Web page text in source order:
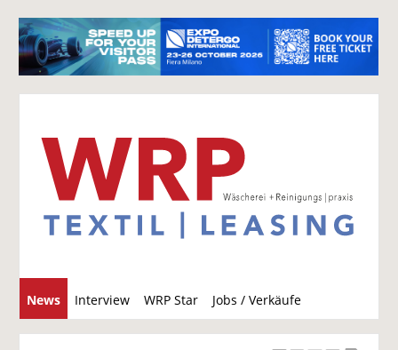
News Interview WRP Star Jobs / Verkäufe
u
c